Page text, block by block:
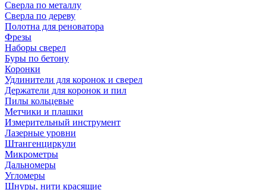
Сверла по металлу
Сверла по дереву
Полотна для реноватора
Фрезы
Наборы сверел
Буры по бетону
Коронки
Удлинители для коронок и сверел
Держатели для коронок и пил
Пилы кольцевые
Метчики и плашки
Измерительный инструмент
Лазерные уровни
Штангенциркули
Микрометры
Дальномеры
Угломеры
Шнуры, нити красящие